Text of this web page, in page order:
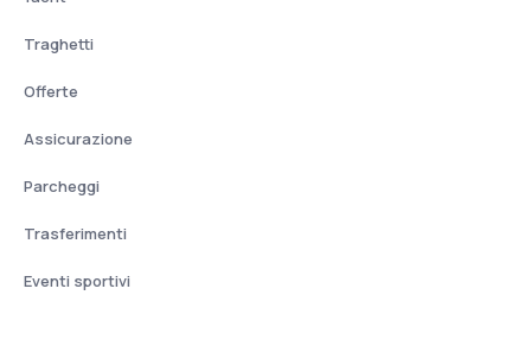
Traghetti
Offerte
Assicurazione
Parcheggi
Trasferimenti
Eventi sportivi